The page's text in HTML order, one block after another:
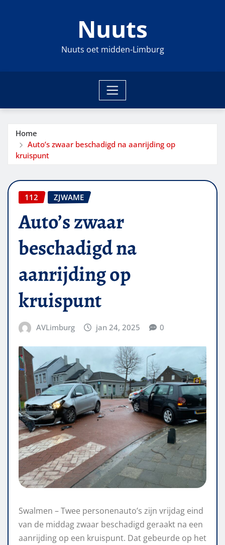
Nuuts
Nuuts oet midden-Limburg
Home
Auto’s zwaar beschadigd na aanrijding op
kruispunt
112 ZJWAME
Auto’s zwaar
beschadigd na
aanrijding op
kruispunt
AVLimburg jan 24, 2025 0
Swalmen – Twee personenauto’s zijn vrijdag eind
van de middag zwaar beschadigd geraakt na een
aanrijding op een kruispunt. Dat gebeurde op het